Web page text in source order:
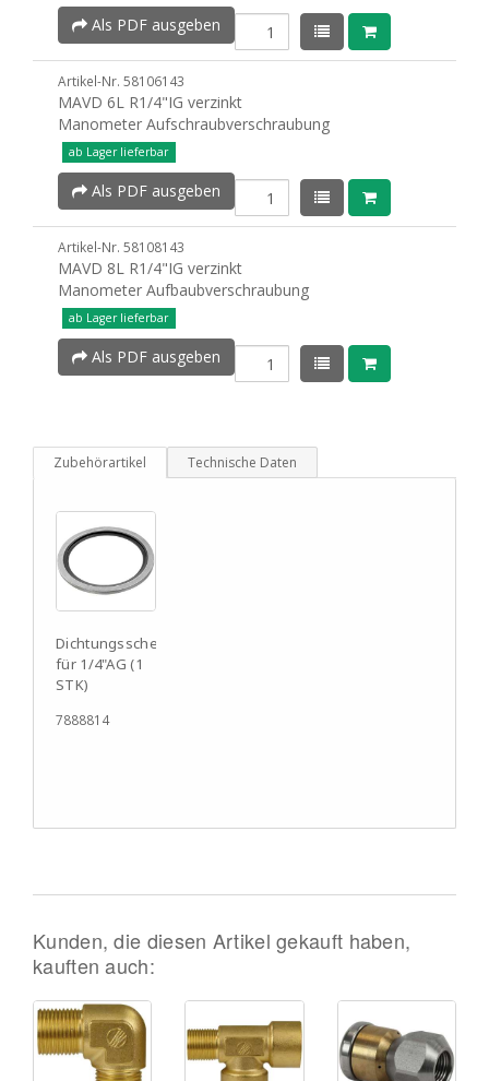
Als PDF ausgeben
Artikel-Nr. 58106143
MAVD 6L R1/4"IG verzinkt
Manometer Aufschraubverschraubung
ab Lager lieferbar
Als PDF ausgeben
Artikel-Nr. 58108143
MAVD 8L R1/4"IG verzinkt
Manometer Aufbaubverschraubung
ab Lager lieferbar
Als PDF ausgeben
Zubehörartikel Technische Daten
Dichtungsscheibe
für 1/4"AG (1
STK)
7888814
Kunden, die diesen Artikel gekauft haben,
kauften auch: